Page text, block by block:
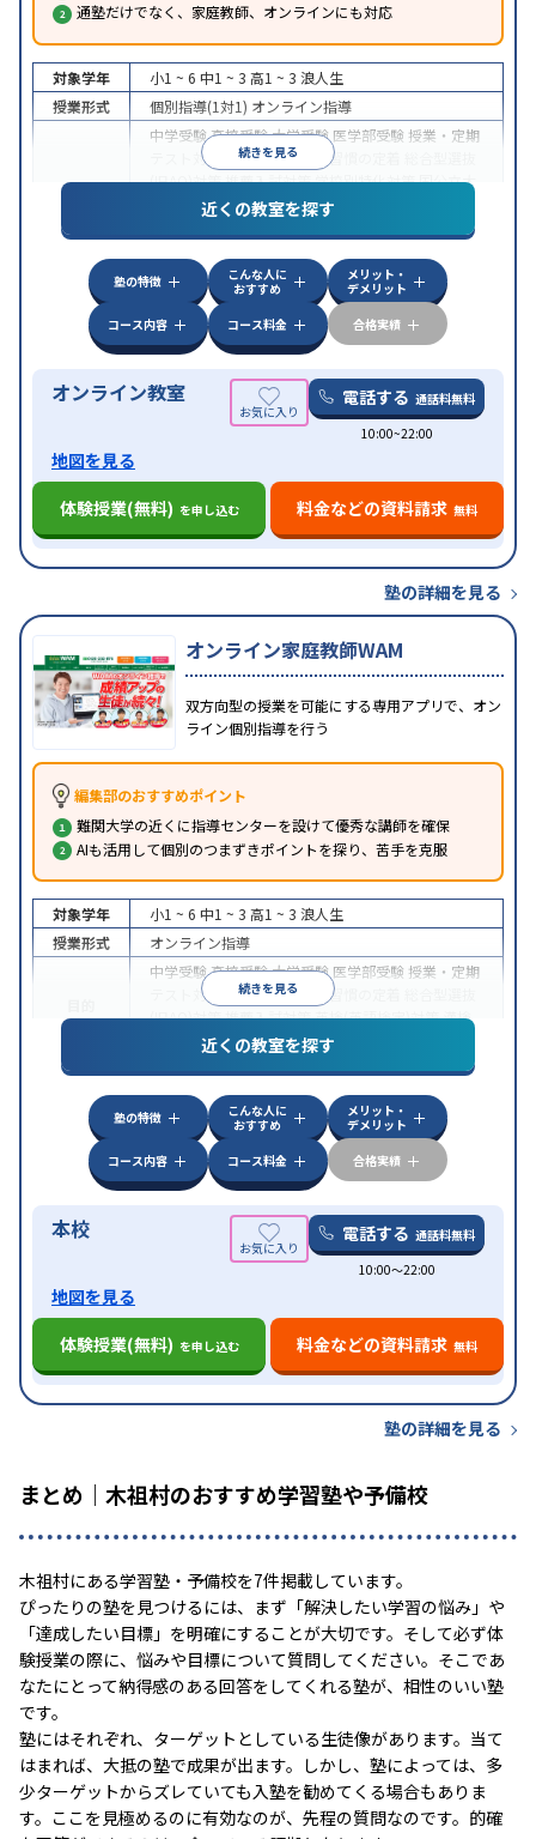
通塾だけでなく、家庭教師、オンラインにも対応
続きを見る
対象学年 小1 ~ 6 中1 ~ 3 高1 ~ 3 浪人生
授業形式
個別指導(1対1) オンライン指導
中学受験高校受験大学受験 医学部受験 授業・定期
テスト対策
内申点対策 学習習慣の定着
(旧AO)対策推薦入試対策学校別特化対策国公立大
私大対策共通テスト対策
英語・英会話特化
特徴
中高一貫校生に対応授業の振替可能 不登校生に対
オンライン対応 1科目から受講可能季節講習の
みの受講可
自習室あり
近くの教室を探す
塾の特徴
こんな人に
おすすめ
メリット・
デメリット
コース内容
コース料金 合格実績
オンライン教室 電話する 通話料無料
10:00~22:00
地図を見る
体験授業(無料) を申し込む 料金などの資料請求 無料
塾の詳細を見る
オンライン家庭教師WAM
双方向型の授業を可能にする専用アプリで、オン
ライン個別指導を行う
編集部のおすすめポイント
難関大学の近くに指導センターを設けて優秀な講師を確保
AIも活用して個別のつまずきポイントを探り、苦手を克服
続きを見る
対象学年 小1 ~ 6 中1 ~ 3 高1 ~ 3 浪人生
授業形式
オンライン指導
中学受験高校受験大学受験 医学部受験 授業・定期
テスト対策
内申点対策 学習習慣の定着
(旧AO)対策推薦入試対策英検(英語検定)対策漢検
(漢字検定)対策
中高一貫校生に対応成績保証制度あり授業の振替
可能不登校生に対応学習にPC・タブレットを利用
オンライン対応1科目から受講可能
近くの教室を探す
塾の特徴
こんな人に
おすすめ
メリット・
デメリット
コース内容
コース料金 合格実績
本校 電話する 通話料無料
10:00〜22:00
地図を見る
体験授業(無料) を申し込む 料金などの資料請求 無料
塾の詳細を見る
まとめ｜木祖村のおすすめ学習塾や予備校
木祖村にある学習塾・予備校を7件掲載しています。
ぴったりの塾を見つけるには、まず「解決したい学習の悩み」や
「達成したい目標」を明確にすることが大切です。そして必ず体
験授業の際に、悩みや目標について質問してください。そこであ
なたにとって納得感のある回答をしてくれる塾が、相性のいい塾
です。
塾にはそれぞれ、ターゲットとしている生徒像があります。当て
はまれば、大抵の塾で成果が出ます。しかし、塾によっては、多
少ターゲットからズレていても入塾を勧めてくる場合もありま
す。ここを見極めるのに有効なのが、先程の質問なのです。的確